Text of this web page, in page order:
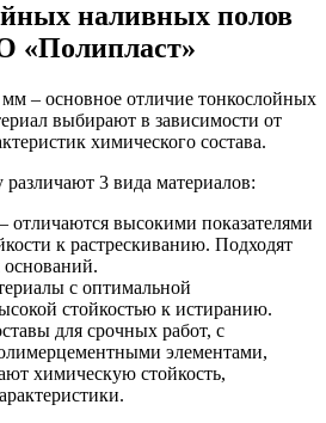
наливных полов
«Полипласт»
– основное отличие тонкослойных
выбирают в зависимости от
химического состава.
3 вида материалов:
высокими показателями
к растрескиванию. Подходят
с оптимальной
стойкостью к истиранию.
для срочных работ, с
элементами,
химическую стойкость,